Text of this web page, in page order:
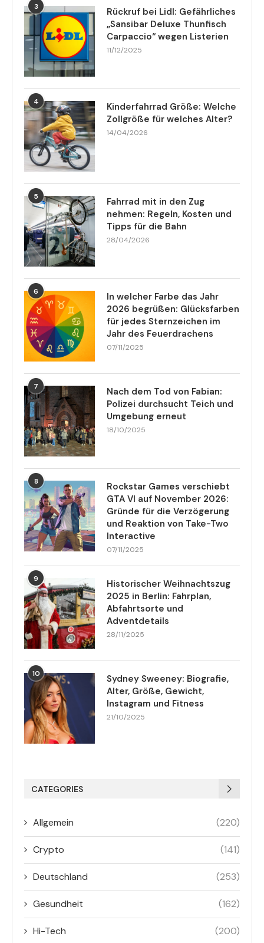
3
Rückruf bei Lidl: Gefährliches
„Sansibar Deluxe Thunfisch
Carpaccio“ wegen Listerien
11/12/2025
4
Kinderfahrrad Größe: Welche
Zollgröße für welches Alter?
14/04/2026
5
Fahrrad mit in den Zug
nehmen: Regeln, Kosten und
Tipps für die Bahn
28/04/2026
6
In welcher Farbe das Jahr
2026 begrüßen: Glücksfarben
für jedes Sternzeichen im
Jahr des Feuerdrachens
07/11/2025
7
Nach dem Tod von Fabian:
Polizei durchsucht Teich und
Umgebung erneut
18/10/2025
8
Rockstar Games verschiebt
GTA VI auf November 2026:
Gründe für die Verzögerung
und Reaktion von Take-Two
Interactive
07/11/2025
9
Historischer Weihnachtszug
2025 in Berlin: Fahrplan,
Abfahrtsorte und
Adventdetails
28/11/2025
10
Sydney Sweeney: Biografie,
Alter, Größe, Gewicht,
Instagram und Fitness
21/10/2025
CATEGORIES
Allgemein (220)
Crypto (141)
Deutschland (253)
Gesundheit (162)
Hi-Tech (200)